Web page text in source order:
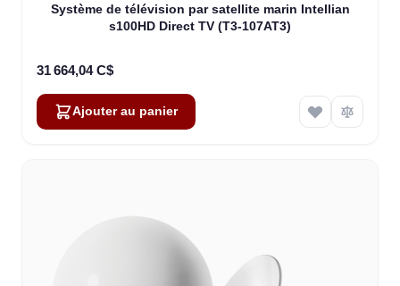
Système de télévision par satellite marin Intellian
s100HD Direct TV (T3-107AT3)
31 664,04 C$
Ajouter au panier